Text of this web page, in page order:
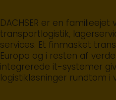
DACHSER er en
transportlogistik,
services. Et finmasket
Europa og i resten af
integrerede it-systemer
logistikløsninger rundtom i